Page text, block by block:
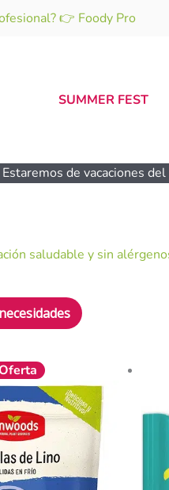
👉 Foody Pro
SUMMER FEST
Estaremos de vacaciones
saludable y sin
El
precio
original
era:
8,25 €.
precio
actual
es:
7,80 €.